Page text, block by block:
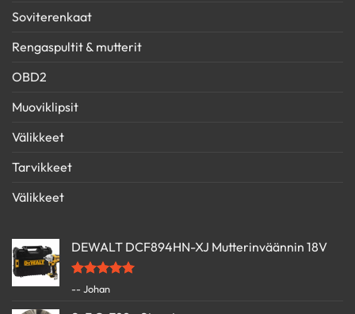
Soviterenkaat
Rengaspultit & mutterit
OBD2
Muoviklipsit
Välikkeet
Tarvikkeet
Välikkeet
DEWALT DCF894HN-XJ Mutterinväännin 18V
Arvostelu
-- Johan